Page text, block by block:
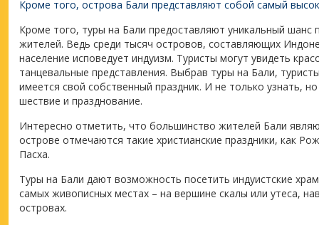
Кроме того, острова Бали представляют собой самый
Кроме того, туры на Бали предоставляют уникальный шанс
жителей. Ведь среди тысяч островов, составляющих
население исповедует индуизм. Туристы могут увидеть
танцевальные представления. Выбрав туры на Бали,
имеется свой собственный праздник. И не только узнать,
шествие и празднование.
Интересно отметить, что большинство жителей Бали
острове отмечаются такие христианские праздники, как
Пасха.
Туры на Бали дают возможность посетить индуистские
самых живописных местах – на вершине скалы или утеса,
островах.